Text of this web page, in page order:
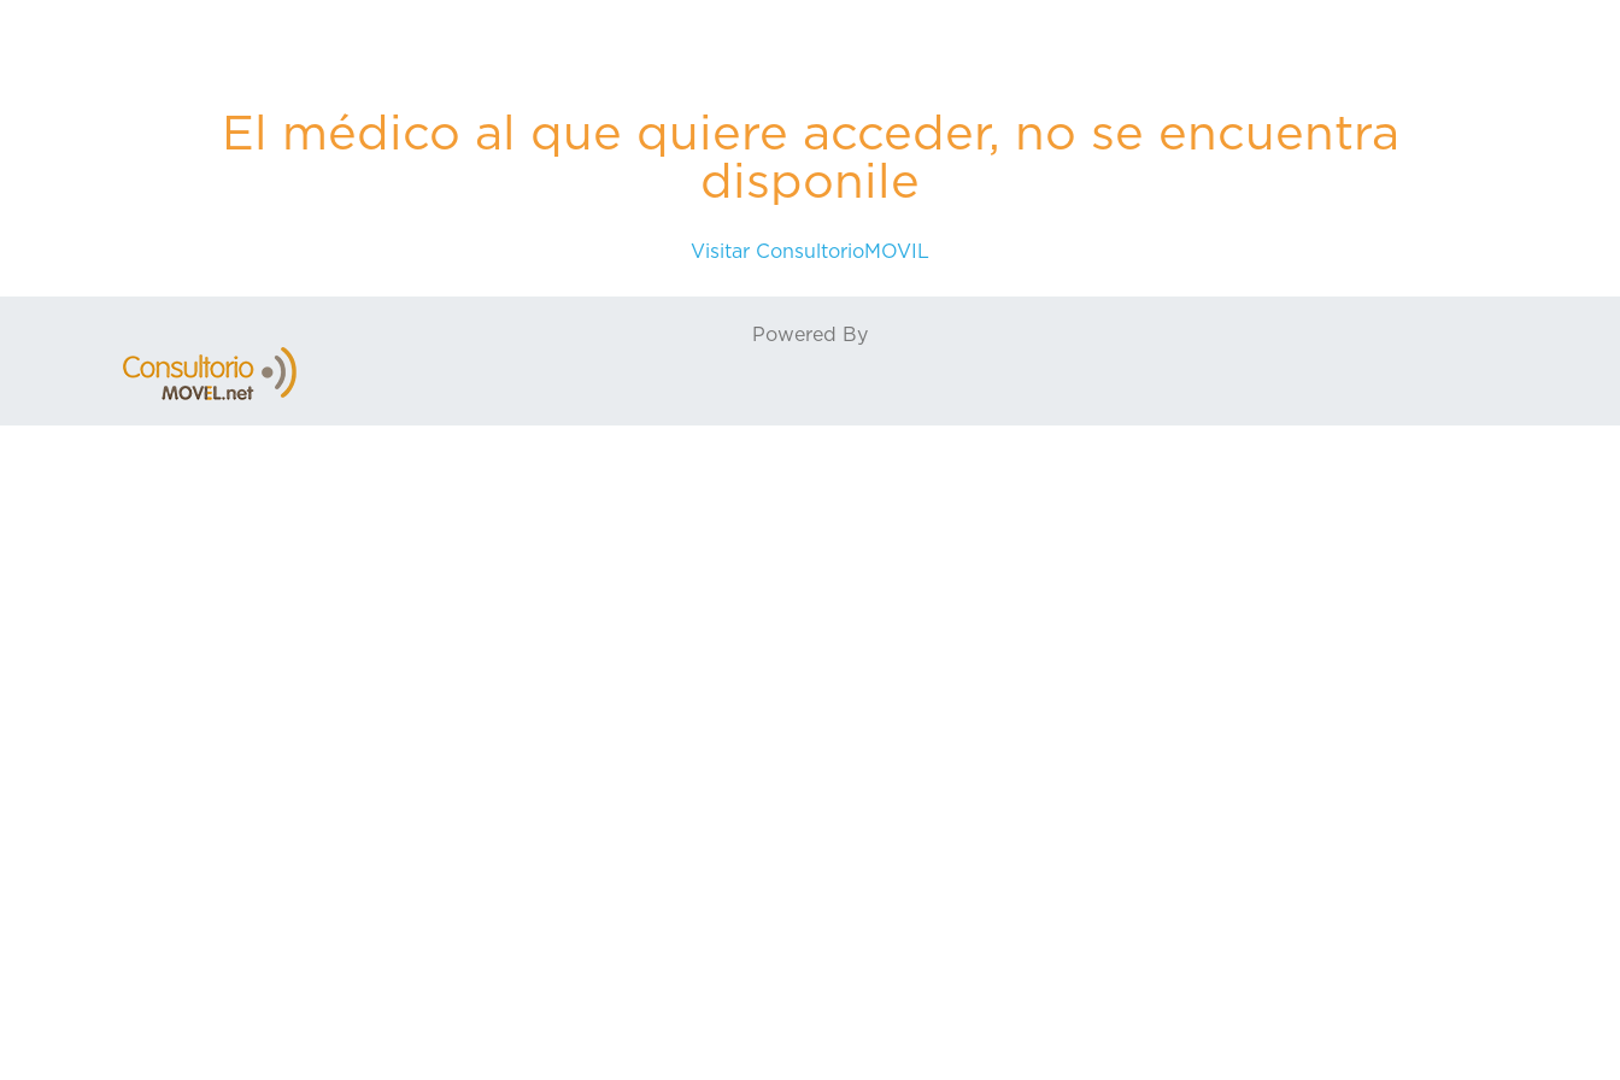
El médico al que quiere acceder, no se encuentra
disponile
Visitar ConsultorioMOVIL
Powered By